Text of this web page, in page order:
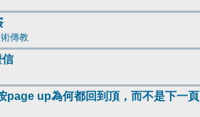
傳教
信
page up為何都回到頂，而不是下一頁